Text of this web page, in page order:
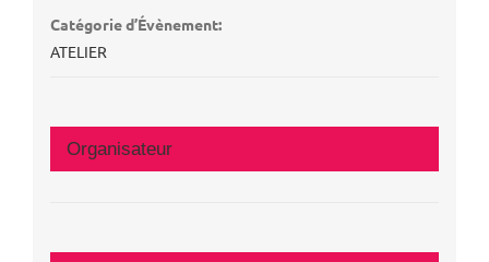
Catégorie d’Évènement:
ATELIER
Organisateur